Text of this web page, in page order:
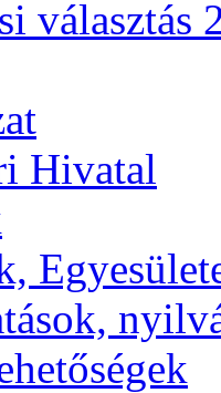
választás
Hivatal